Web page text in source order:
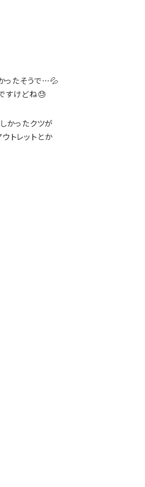
ったそうで…💦
すけどね😓
かったクツが
トレットとか